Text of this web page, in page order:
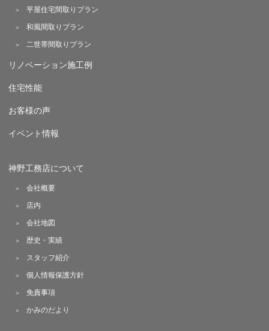
平屋住宅間取りプラン
和風間取りプラン
二世帯間取りプラン
リノベーション施工例
住宅性能
お客様の声
イベント情報
神野工務店について
会社概要
店内
会社地図
歴史・実績
スタッフ紹介
個人情報保護方針
免責事項
かみのだより